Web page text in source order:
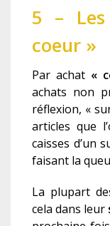
5 –
coeur »
Par achat «
achats non
réflexion, «
articles que
caisses d’un
faisant la
La plupart
cela dans leur